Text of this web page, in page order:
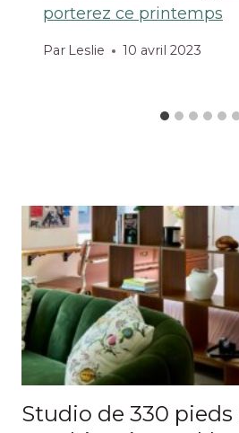
porterez ce printemps
Par Leslie 10 avril 2023
Studio de 330 pieds